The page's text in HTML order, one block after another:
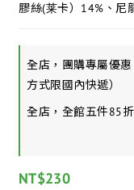
膠絲(莱卡）14%、尼
全店，團購專屬優
方式限國內快遞）
全店，全館五件85折
NT$230